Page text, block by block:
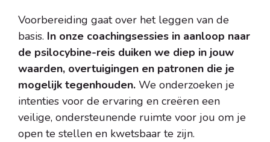
Voorbereiding gaat over het leggen van de
basis. In onze coachingsessies in aanloop naar
de psilocybine-reis duiken we diep in jouw
waarden, overtuigingen en patronen die je
mogelijk tegenhouden. We onderzoeken je
intenties voor de ervaring en creëren een
veilige, ondersteunende ruimte voor jou om je
open te stellen en kwetsbaar te zijn.